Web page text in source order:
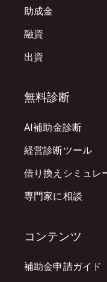
助成金
融資
出資
無料診断
AI補助金診断
経営診断ツール
借り換えシミュレ
専門家に相談
コンテンツ
補助金申請ガイド